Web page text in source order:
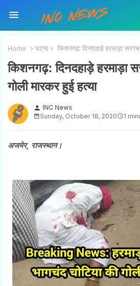
Home घटना किशनगढ़: दिनदहाड़े हरमाड़ा
किशनगढ़: दिनदहाड़े हरमाड़ा
गोली मारकर हुई हत्या
person INC News
Sunday, October 18, 2020
1
अजमेर, राजस्थान।